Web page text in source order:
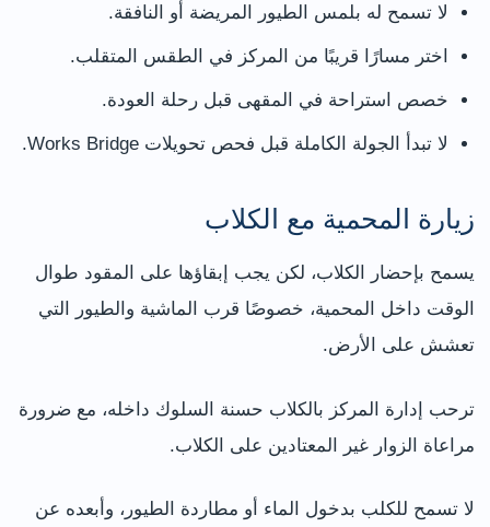
لا تسمح له بلمس الطيور المريضة أو النافقة.
اختر مسارًا قريبًا من المركز في الطقس المتقلب.
خصص استراحة في المقهى قبل رحلة العودة.
لا تبدأ الجولة الكاملة قبل فحص تحويلات Works Bridge.
زيارة المحمية مع الكلاب
يسمح بإحضار الكلاب، لكن يجب إبقاؤها على المقود طوال
الوقت داخل المحمية، خصوصًا قرب الماشية والطيور التي
تعشش على الأرض.
ترحب إدارة المركز بالكلاب حسنة السلوك داخله، مع ضرورة
مراعاة الزوار غير المعتادين على الكلاب.
لا تسمح للكلب بدخول الماء أو مطاردة الطيور، وأبعده عن